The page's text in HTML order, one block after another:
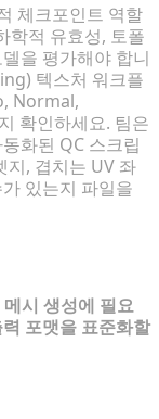
체크포인트 역할
학적 유효성, 토폴
을 평가해야 합니
텍스처 워크플
Normal,
확인하세요. 팀은
화된 QC 스크립
, 겹치는 UV 좌
있는지 파일을
시 생성에 필요
포맷을 표준화할